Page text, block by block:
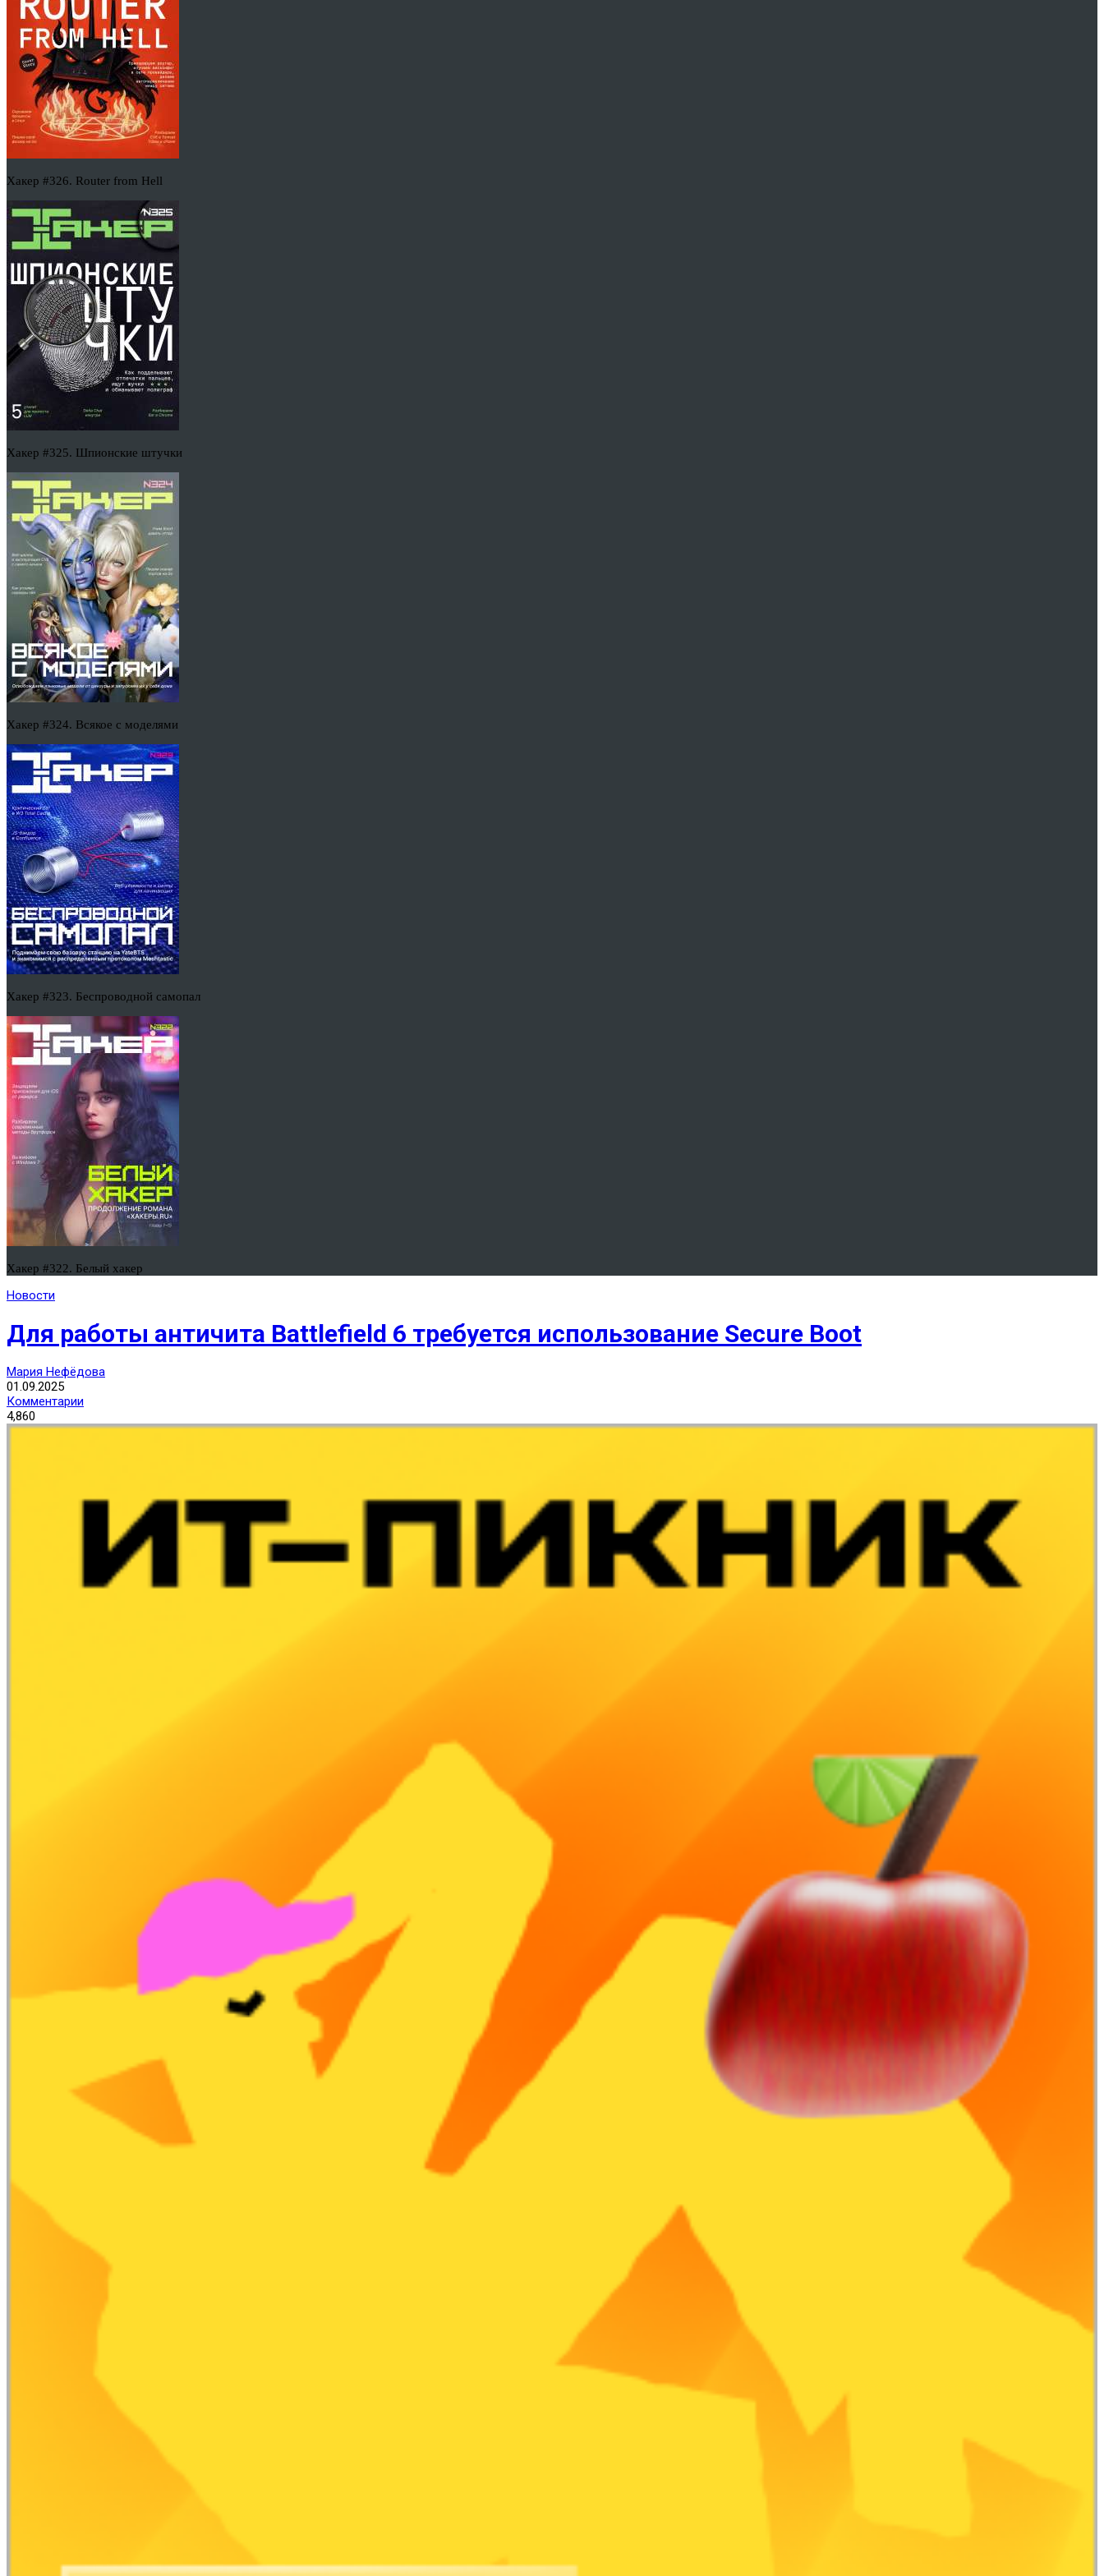
Хакер #326. Router from Hell
Хакер #325. Шпионские штучки
Хакер #324. Всякое с моделями
Хакер #323. Беспроводной самопал
Хакер #322. Белый хакер
Новости
Для работы античита Battlefield 6 требуется использование Secure Boot
Мария Нефёдова
01.09.2025
Комментарии
4,860